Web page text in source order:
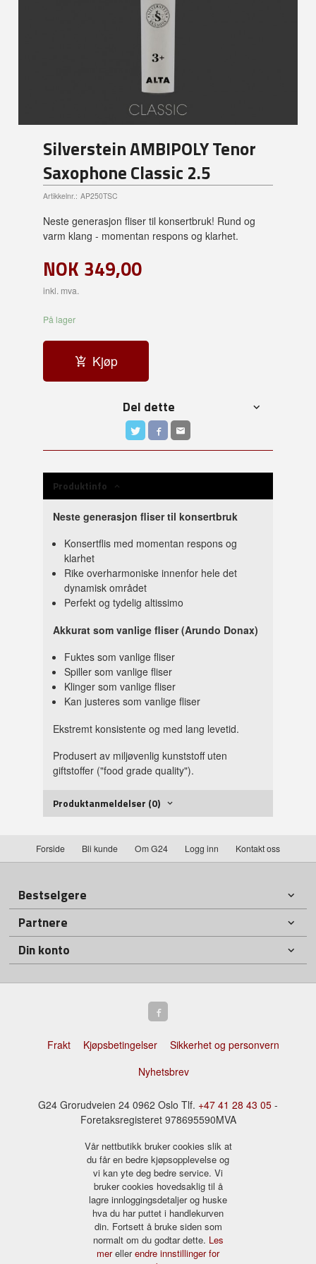
Silverstein AMBIPOLY Tenor
Saxophone Classic 2.5
Artikkelnr.: AP250TSC
Neste generasjon fliser til konsertbruk! Rund og
varm klang - momentan respons og klarhet.
NOK 349,00
inkl. mva.
På lager
Kjøp
Del dette
Produktinfo
Neste generasjon fliser til konsertbruk
Konsertflis med momentan respons og
klarhet
Rike overharmoniske innenfor hele det
dynamisk området
Perfekt og tydelig altissimo
Akkurat som vanlige fliser (Arundo Donax)
Fuktes som vanlige fliser
Spiller som vanlige fliser
Klinger som vanlige fliser
Kan justeres som vanlige fliser
Ekstremt konsistente og med lang levetid.
Produsert av miljøvenlig kunststoff uten
giftstoffer ("food grade quality").
Produktanmeldelser (0)
Forside Bli kunde Om G24 Logg inn Kontakt oss
Bestselgere
Partnere
Din konto
Frakt Kjøpsbetingelser
Sikkerhet og personvern
Nyhetsbrev
G24 Grorudveien 24 0962 Oslo Tlf. +47 41 28 43 05 -
Foretaksregisteret 978695590MVA
Vår nettbutikk bruker cookies slik at
du får en bedre kjøpsopplevelse og
vi kan yte deg bedre service. Vi
bruker cookies hovedsaklig til å
lagre innloggingsdetaljer og huske
hva du har puttet i handlekurven
din. Fortsett å bruke siden som
normalt om du godtar dette. Les
merellerendre innstillinger for